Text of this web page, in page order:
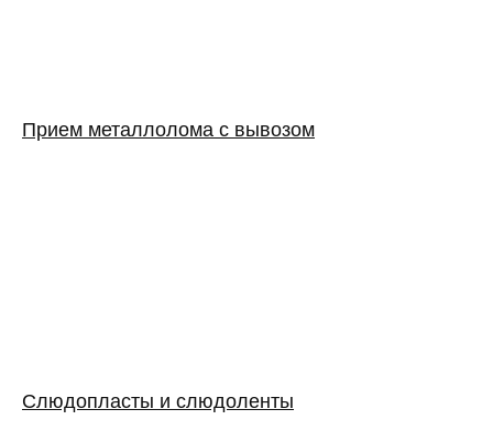
Прием металлолома с вывозом
Слюдопласты и слюдоленты